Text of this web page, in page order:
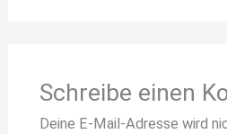
Schreibe einen
Deine E-Mail-Adresse wird